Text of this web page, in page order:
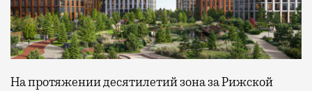
На протяжении десятилетий зона за Рижской